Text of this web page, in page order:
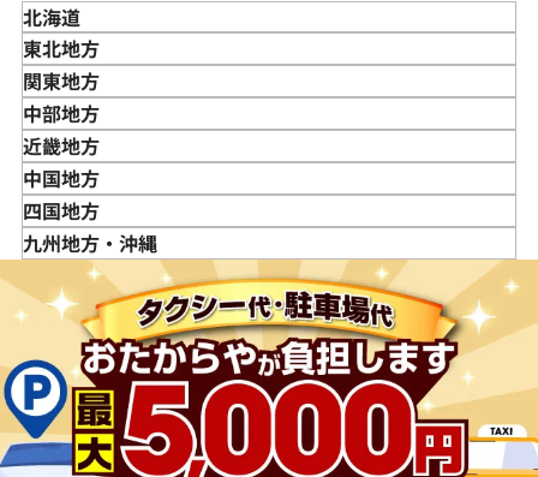
北海道
東北地方
青森県
岩手県
宮城県
秋田県
山形県
福島県
関東地方
東京都
神奈川県
埼玉県
千葉県
茨城県
栃木県
群馬県
中部地方
新潟県
富山県
石川県
山梨県
長野県
岐阜県
静岡県
愛知県
近畿地方
三重県
滋賀県
京都府
兵庫県
奈良県
和歌山県
中国地方
鳥取県
島根県
広島県
山口県
四国地方
徳島県
愛媛県
九州地方・沖縄
佐賀県
長崎県
熊本県
大分県
宮崎県
鹿児島県